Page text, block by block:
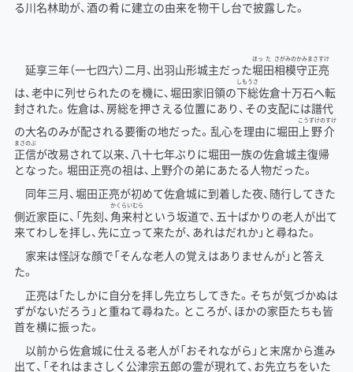
る川名林助が、酒の肴に建立の由来を物干し台で披露した。
延享三年（一七四六）二月、出羽山形城主だった堀
ほっ
田
た
相模
さがみの
守
かみ
正
まさ
亮
すけ
は、老中に列せられたのを機に、堀田家旧領の下
しも
総
うさ
佐倉十万石へ転
封された。佐倉は、房総を押さえる位置にあり、その支配には譜代
の大名のみが配される要衝の地だった。乱心を理由に堀田 上野介
こうずけのすけ
正
まさ
信
のぶ
が改易されて以来、八十七年ぶりに堀田一族の佐倉城主復帰
となった。堀田正亮の祖は、上野介の弟にあたる人物だった。
同年三月、堀田正亮が初めて佐倉城に到着した夜、随行してきた
側近家臣に、「先刻、 角
かく
来
らい
村
むら
という坂道で、五十ばかりの老人が出て
来てわしを拝し、先に立って来たが、あれはだれか」と尋ねた。
家来は怪訝な顔で「そんな老人の覚えはありませんが」と答え
た。
正亮は「たしかに自分を拝し先立ちしてきた。そちが気づかぬは
ずがないだろう」と重ねて尋ねた。ところが、ほかの家臣たちも皆
首を横に振った。
以前から佐倉城に仕える老人が「おそれながら」と末席から進み
出て、「それはまさしく 公津宗五郎の霊が現れて、お先立ちをいた